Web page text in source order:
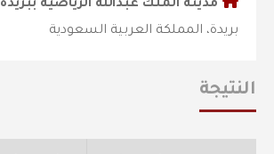
مدينة الملك عبدالله الرياضية ببريدة
بريدة، المملكة العربية السعودية
النتيجة